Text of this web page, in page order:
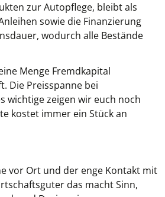
zur Autopflege, bleibt als
sowie die Finanzierung
wodurch alle Bestände
Menge Fremdkapital
Die Preisspanne bei
wichtige zeigen wir euch noch
kostet immer ein Stück an
vor Ort und der enge Kontakt mit
das macht Sinn,